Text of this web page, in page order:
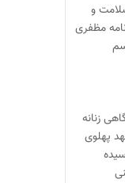
و
مظفری
زنانه
پهلوی